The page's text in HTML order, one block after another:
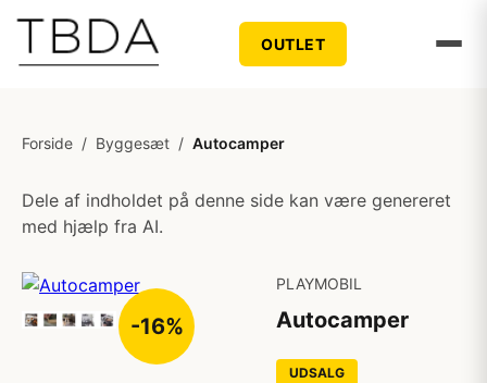
OUTLET
Forside / Byggesæt / Autocamper
Dele af indholdet på denne side kan være genereret
med hjælp fra AI.
-16%
PLAYMOBIL
Autocamper
UDSALG